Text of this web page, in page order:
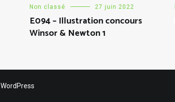
Non classé 27 juin 2022
E094 – Illustration concours
Winsor & Newton 1
WordPress